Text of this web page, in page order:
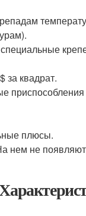
специальные
за квадрат.
приспособления
плюсы.
нем не